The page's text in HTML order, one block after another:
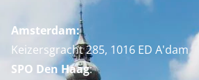
Amsterdam:
Keizersgracht 285, 1016 ED A'dam
SPO Den Haag: